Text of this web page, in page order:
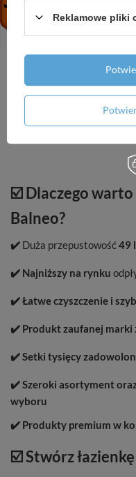
☑️ Dlaczego
Balneo?
✔️ Duża przepustowość49
✔️ Najniższy na rynku
✔️ Łatwe czyszczenie i
✔️ Produkt zaufanej marki
✔️ Setki tysięcy
✔️ Szeroki asortyment
wyboru
✔️ Produkty premium w
☑️ Stwórz
Reklamowe pliki